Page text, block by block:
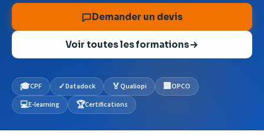
Demander un devis
Voir toutes les formations
🎓CPF ✓Datadock 🏅Qualiopi 🏢OPCO
💻E-learning 🏆Certifications